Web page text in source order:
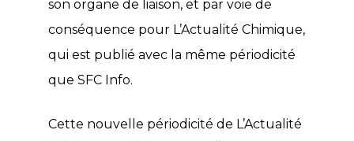
son organe de liaison, et par voie de
conséquence pour L’Actualité Chimique,
qui est publié avec la même périodicité
que SFC Info.
Cette nouvelle périodicité de L’Actualité